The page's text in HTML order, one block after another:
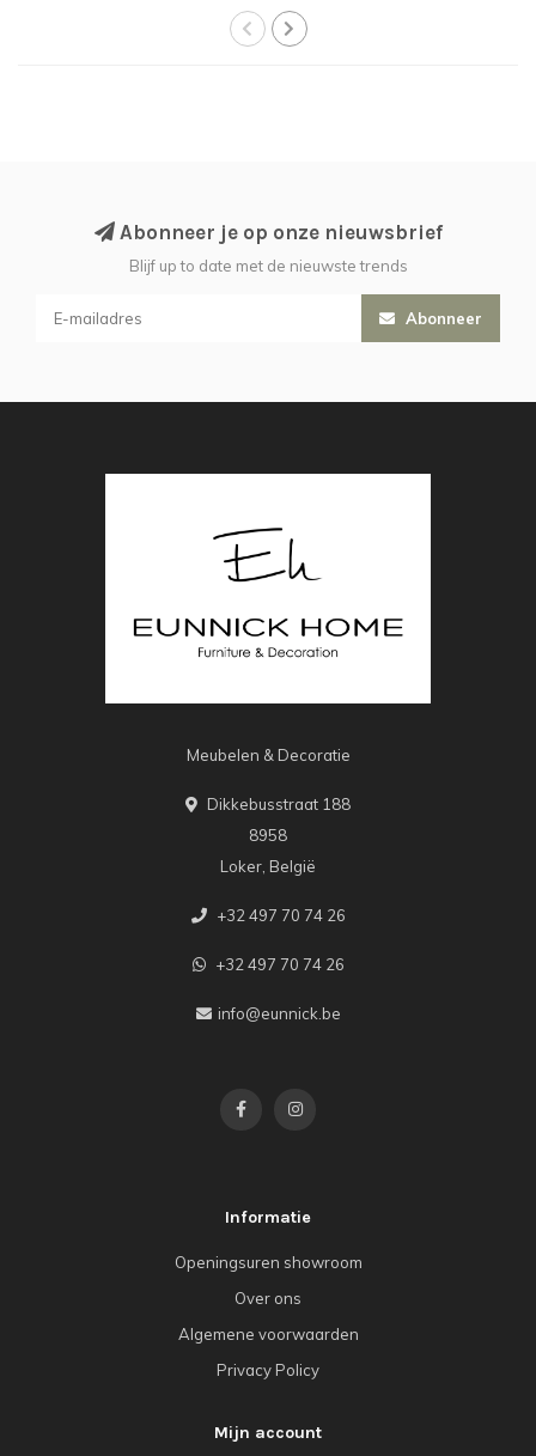
Abonneer je op onze nieuwsbrief
Blijf up to date met de nieuwste trends
Abonneer
Meubelen & Decoratie
Dikkebusstraat 188
8958
Loker, België
+32 497 70 74 26
+32 497 70 74 26
info@eunnick.be
Informatie
Openingsuren showroom
Over ons
Algemene voorwaarden
Privacy Policy
Mijn account